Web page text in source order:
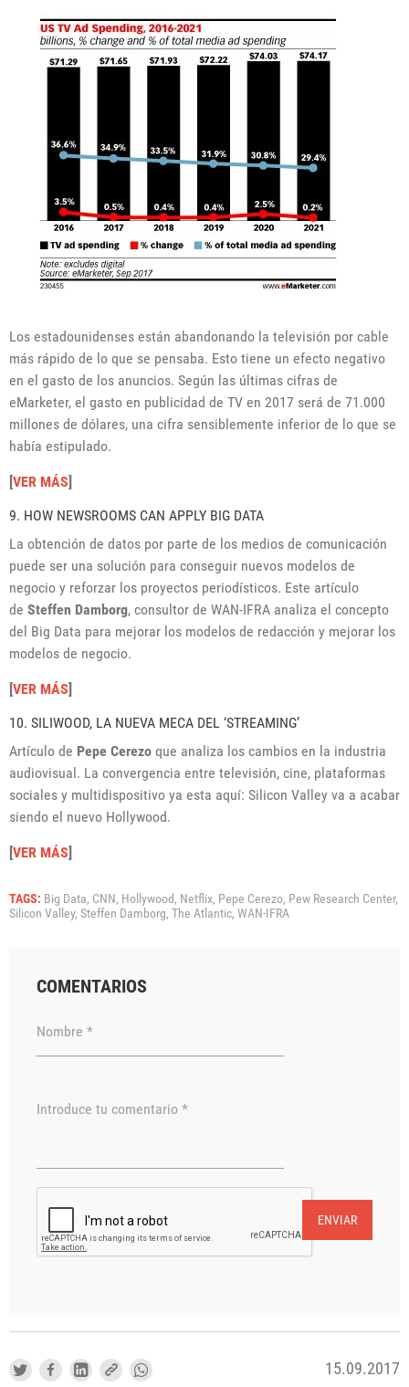
Los estadounidenses están abandonando la televisión por cable
más rápido de lo que se pensaba. Esto tiene un efecto negativo
en el gasto de los anuncios. Según las últimas cifras de
eMarketer, el gasto en publicidad de TV en 2017 será de 71.000
millones de dólares, una cifra sensiblemente inferior de lo que se
había estipulado.
[VER MÁS]
9. HOW NEWSROOMS CAN APPLY BIG DATA
La obtención de datos por parte de los medios de comunicación
puede ser una solución para conseguir nuevos modelos de
negocio y reforzar los proyectos periodísticos. Este artículo
de Steffen Damborg, consultor de WAN-IFRA analiza el concepto
del Big Data para mejorar los modelos de redacción y mejorar los
modelos de negocio.
[VER MÁS]
10. SILIWOOD, LA NUEVA MECA DEL ‘STREAMING’
Artículo de Pepe Cerezo que analiza los cambios en la industria
audiovisual. La convergencia entre televisión, cine, plataformas
sociales y multidispositivo ya esta aquí: Silicon Valley va a acabar
siendo el nuevo Hollywood.
[VER MÁS]
TAGS: Big Data, CNN, Hollywood, Netflix, Pepe Cerezo, Pew Research Center,
Silicon Valley, Steffen Damborg, The Atlantic, WAN-IFRA
COMENTARIOS
Nombre *
Introduce tu comentario *
ENVIAR
15.09.2017